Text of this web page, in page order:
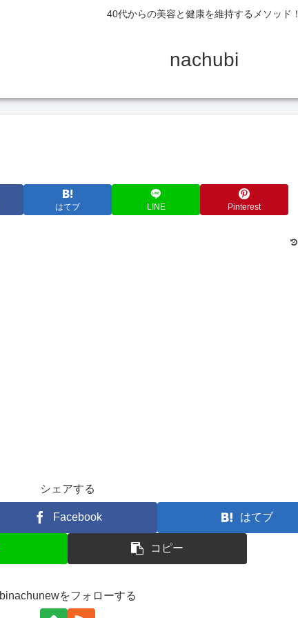
40代からの美容と健康を維持するメソッド！
nachubi
はてブ LINE Pinterest
シェアする
Facebook はてブ
コピー
binachunewをフォローする